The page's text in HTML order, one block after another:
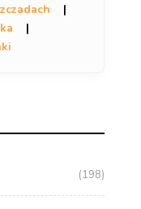
|
|
(198)